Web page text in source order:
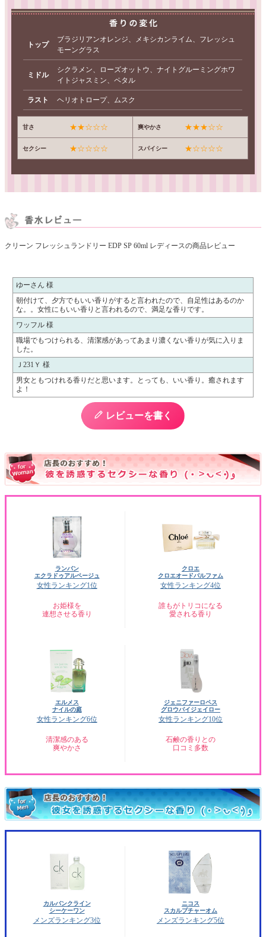
トップ
ブラジリアンオレンジ、メキシカンライム、フレッシュ
モーングラス
ミドル
シクラメン、ローズオットウ、ナイトグルーミングホワ
イトジャスミン、ペタル
ラスト ヘリオトロープ、ムスク
甘さ ★★☆☆☆ 爽やかさ ★★★☆☆
セクシー ★☆☆☆☆ スパイシー ★☆☆☆☆
クリーン フレッシュランドリー EDP SP 60ml レディースの商品レビュー
ゆーさん 様
朝付けて、夕方でもいい香りがすると言われたので、自足性はあるのか
な。。女性にもいい香りと言われるので、満足な香りです。
ワッフル 様
職場でもつけられる、清潔感があってあまり濃くない香りが気に入りま
した。
Ｊ231Ｙ 様
男女ともつけれる香りだと思います。とっても、いい香り。癒されます
よ！
レビューを書く
ランバン
エクラドゥアルページュ
女性ランキング1位
お姫様を
連想させる香り
クロエ
クロエオードパルファム
女性ランキング4位
誰もがトリコになる
愛される香り
エルメス
ナイルの庭
女性ランキング6位
清潔感のある
爽やかさ
ジェニファーロペス
グロウバイジェイロー
女性ランキング10位
石鹸の香りとの
口コミ多数
カルバンクライン
シーケーワン
メンズランキング3位
ニコス
スカルプチャーオム
メンズランキング5位